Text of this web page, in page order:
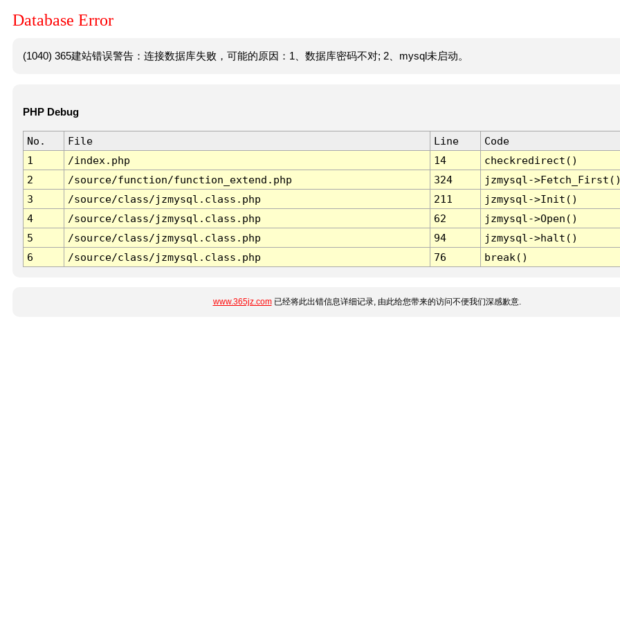
Database Error
(1040) 365建站错误警告：连接数据库失败，可能的原因：1、数据库密码不对; 2、mysql未启动。
PHP Debug
No. File Line
Code
1
/index.php 14
checkredirect()
2
/source/function/function_extend.php 324
jzmysql-
3
/source/class/jzmysql.class.php 211
jzmysql->Init()
4
/source/class/jzmysql.class.php 62
jzmysql->Open()
5
/source/class/jzmysql.class.php 94
jzmysql->halt()
6
/source/class/jzmysql.class.php 76 break()
www.365jz.com已经将此出错信息详细记录, 由此给您带来的访问不便我们深感歉意.